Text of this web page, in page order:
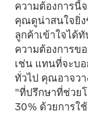
ความต้องการนี้
คุณดูน่าสนใจยิ่ง
ลูกค้าเข้าใจได้
ความต้องการข
เช่น แทนที่จะบ
ทั่วไป คุณอาจว
"ที่ปรึกษาที่ช่วย
30% ด้วยการใ